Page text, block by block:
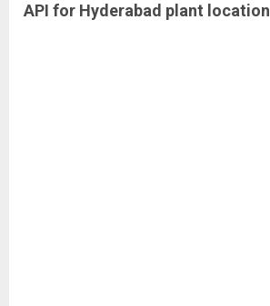
API for Hyderabad plant location